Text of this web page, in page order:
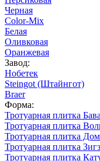
Черная
Color-Mix
Белая
Оливковая
Оранжевая
Завод:
Нобетек
Steingot (Штайнгот)
Braer
Форма:
Тротуарная плитка
Тротуарная плитка
Тротуарная плитка
Тротуарная плитка
Тротуарная плитка